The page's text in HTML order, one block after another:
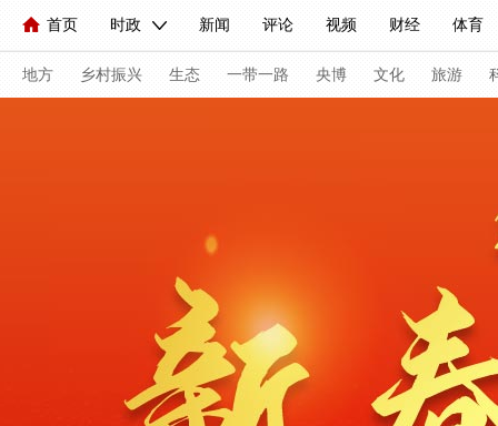
首页 时政 新闻 评论 视频 财经 体育
人民领袖习近平 联播+ 中国领导人 央视快评 习式妙语
直播 栏目大全 节目单 听音 微视频 主持人
海外频道 iPanda English Монгол
地方 乡村振兴 生态 一带一路 央博 文化 旅游
国际
人民领袖习近平 联播+ 习式
小央视频 小央直播 熊猫频道
前线 比划 快看 新兵请入列